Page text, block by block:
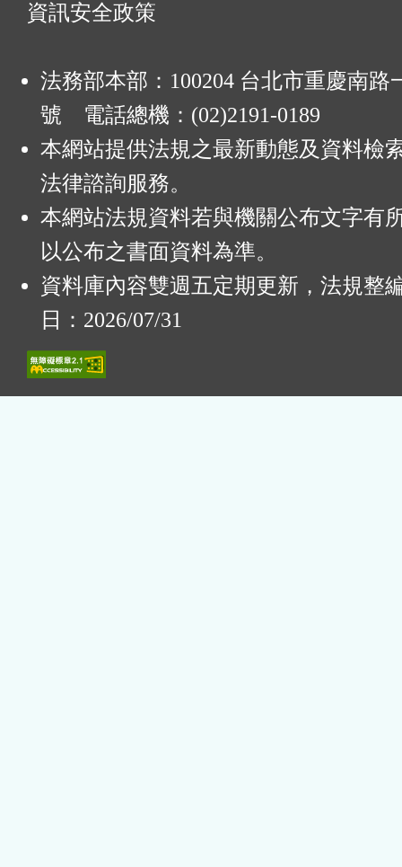
資訊安全政策
法務部本部：100204 台北市重慶南路
號 電話總機：(02)2191-0189
本網站提供法規之最新動態及資料檢
法律諮詢服務。
本網站法規資料若與機關公布文字有
以公布之書面資料為準。
資料庫內容雙週五定期更新，法規整
日：2026/07/31